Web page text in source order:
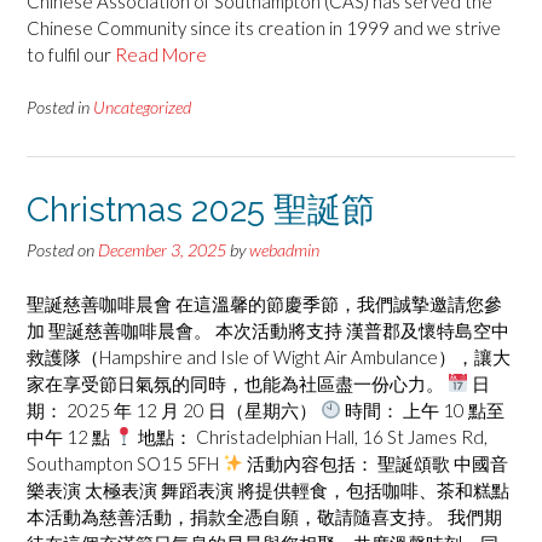
Chinese Community since its creation in 1999 and we strive
to fulfil our Read More
Posted in Uncategorized
Christmas 2025 聖誕節
Posted on December 3, 2025 bywebadmin
聖誕慈善咖啡晨會 在這溫馨的節慶季節，我們誠摯邀請您參
加 聖誕慈善咖啡晨會。 本次活動將支持 漢普郡及懷特島空中
救護隊（Hampshire and Isle of Wight Air Ambulance），讓大
家在享受節日氣氛的同時，也能為社區盡一份心力。
日
期： 2025 年 12 月 20 日（星期六）
時間： 上午 10 點至
中午 12 點
地點： Christadelphian Hall, 16 St James Rd,
Southampton SO15 5FH
活動內容包括： 聖誕頌歌 中國音
樂表演 太極表演 舞蹈表演 將提供輕食，包括咖啡、茶和糕點
本活動為慈善活動，捐款全憑自願，敬請隨喜支持。 我們期